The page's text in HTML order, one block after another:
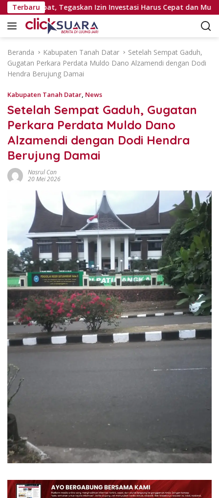
a
Terbaru
Pejabat, Tegaskan Izin Investasi Harus Cepat dan Mudah
Beranda Kabupaten Tanah Datar
Setelah Sempat Gaduh,
Gugatan Perkara Perdata Muldo Dano Alzamendi dengan Dodi
Hendra Berujung Damai
Kabupaten Tanah Datar, News
Setelah Sempat Gaduh, Gugatan
Perkara Perdata Muldo Dano
Alzamendi dengan Dodi Hendra
Berujung Damai
Nasrul Can
20 Mei 2026